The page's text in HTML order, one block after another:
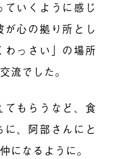
いくように感じ
心の拠り所とし
わっさい」の場所
流でした。
もらうなど、食
、阿部さんにと
になるように。